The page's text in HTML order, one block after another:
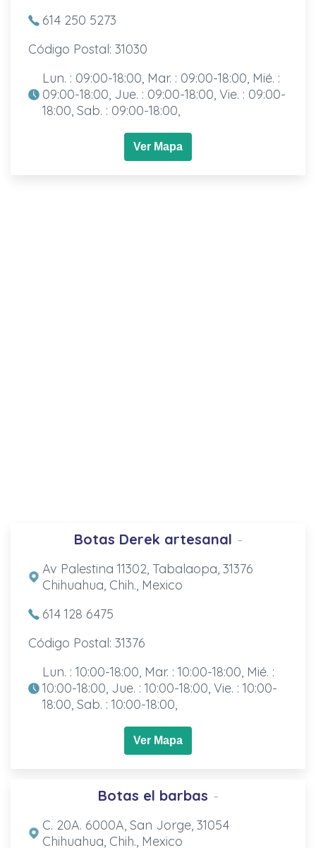
614 250 5273
Código Postal: 31030
Lun. : 09:00-18:00, Mar. : 09:00-18:00, Mié. :
09:00-18:00, Jue. : 09:00-18:00, Vie. : 09:00-
18:00, Sab. : 09:00-18:00,
Ver Mapa
Botas Derek artesanal -
Av Palestina 11302, Tabalaopa, 31376
Chihuahua, Chih., Mexico
614 128 6475
Código Postal: 31376
Lun. : 10:00-18:00, Mar. : 10:00-18:00, Mié. :
10:00-18:00, Jue. : 10:00-18:00, Vie. : 10:00-
18:00, Sab. : 10:00-18:00,
Ver Mapa
Botas el barbas -
C. 20A. 6000A, San Jorge, 31054
Chihuahua, Chih., Mexico